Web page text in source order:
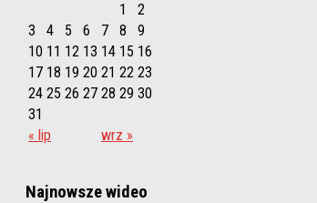
1
2
3
4 5 6 7 8
9
10 11 12 13 14 15 16
17 18 19 20 21 22 23
24 25 26 27 28 29 30
31
« lip
wrz »
Najnowsze wideo